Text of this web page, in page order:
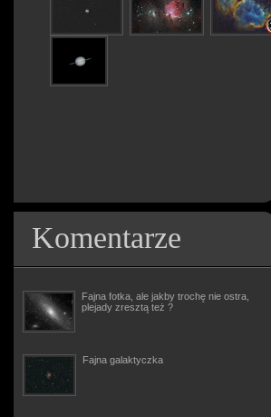
Komentarze
Fajna fotka, ale jakby trochę nie ostra,
plejady zresztą też ?
Fajna galaktyczka